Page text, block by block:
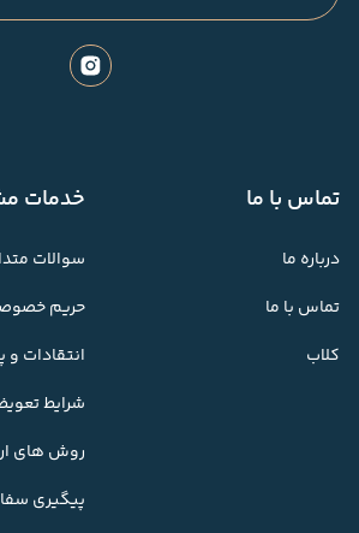
تماس با ما
درباره ما
تماس با ما
کلاب
خدمات
سوالات
حریم
انتقادات
شرایط
روش های
پیگیری